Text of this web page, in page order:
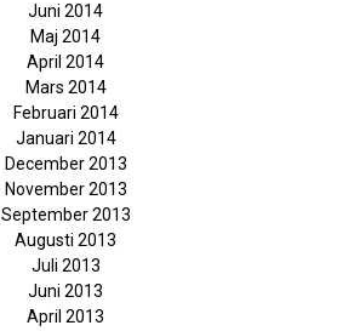
Juni 2014
Maj 2014
April 2014
Mars 2014
Februari 2014
Januari 2014
December 2013
November 2013
September 2013
Augusti 2013
Juli 2013
Juni 2013
April 2013